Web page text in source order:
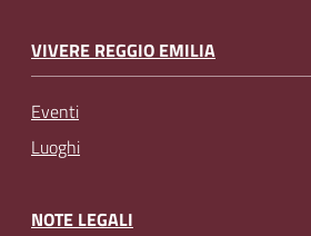
VIVERE REGGIO EMILIA
Eventi
Luoghi
NOTE LEGALI